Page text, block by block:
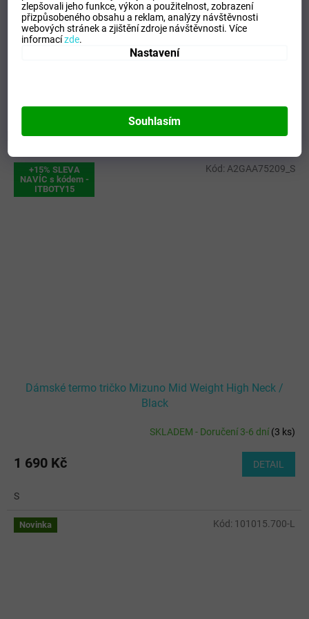
zlepšovali jeho funkce, výkon a použitelnost,zobrazení
přizpůsobeného obsahu a reklam, analýzy návštěvnosti
webových stránek a zjištění zdroje návštěvnosti.Více
informacízde.
Nastavení
Souhlasím
Mohlo by se vám líbit
+15% SLEVA
NAVÍC s kódem -
ITBOTY15
Dámské termo tričko Mizuno Mid Weight High Neck /
Black
SKLADEM - Doručení 3-6 dní(3 ks)
1 690 Kč DETAIL
S
Kód: A2GAA75209_S
Novinka Kód: 101015.700-L
Kategorie:
Dámské termoprádlo
EAN:
Zvolte variantu